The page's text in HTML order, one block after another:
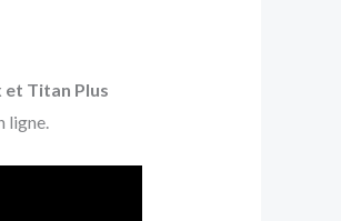
et Titan Plus
ligne.